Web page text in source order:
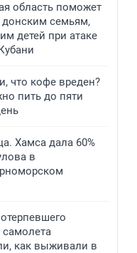
область поможет
донским семьям,
детей при атаке
что кофе вреден?
пить до пяти
Хамса дала 60%
в
как выживали в